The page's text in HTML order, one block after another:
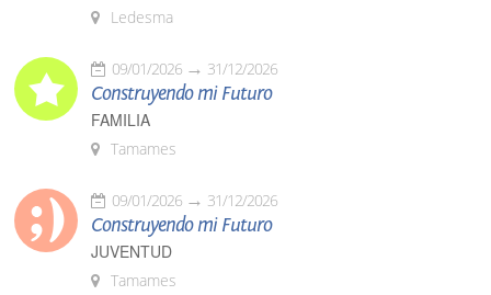
Ledesma
09/01/2026 31/12/2026
Construyendo mi Futuro
FAMILIA
Tamames
09/01/2026 31/12/2026
Construyendo mi Futuro
JUVENTUD
Tamames